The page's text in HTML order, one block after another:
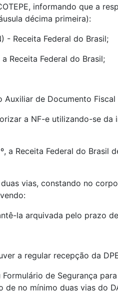
informando que a
décima primeira):
- Receita Federal do Brasil;
Receita Federal do Brasil;
de Documento
a NF-e utilizando-se
a Receita Federal do Brasil
vias, constando no
la arquivada pelo prazo
a regular recepção da
de Segurança
no mínimo duas vias do